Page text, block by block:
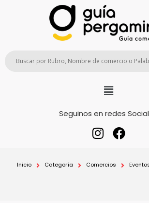
Seguinos en redes
Inicio Categoría Comercios